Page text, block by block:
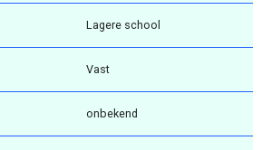
Lagere school
Vast
onbekend